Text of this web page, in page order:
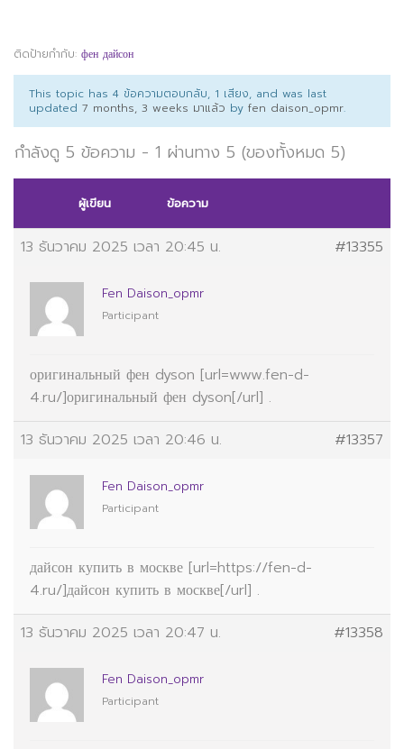
ติดป้ายกำกับ: фен дайсон
This topic has 4 ข้อความตอบกลับ, 1 เสียง, and was last
updated 7 months, 3 weeks มาแล้ว by fen daison_opmr.
กำลังดู 5 ข้อความ - 1 ผ่านทาง 5 (ของทั้งหมด 5)
ผู้เขียน ข้อความ
13 ธันวาคม 2025 เวลา 20:45 น. #13355
Fen Daison_opmr
Participant
оригинальный фен dyson [url=www.fen-d-
4.ru/]оригинальный фен dyson[/url] .
13 ธันวาคม 2025 เวลา 20:46 น.
#13357
Fen Daison_opmr
Participant
дайсон купить в москве [url=https://fen-d-
4.ru/]дайсон купить в москве[/url] .
13 ธันวาคม 2025 เวลา 20:47 น.
#13358
Fen Daison_opmr
Participant